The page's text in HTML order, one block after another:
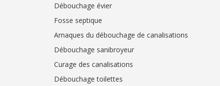
Débouchage évier
Fosse septique
Arnaques du débouchage de canalisations
Débouchage sanibroyeur
Curage des canalisations
Débouchage toilettes